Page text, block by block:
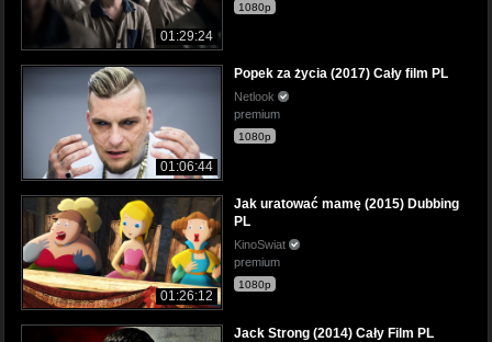
01:29:24
1080p
01:06:44
Popek za życia (2017) Cały film PL
Netlook
premium
1080p
01:26:12
Jak uratować mamę (2015) Dubbing
PL
KinoSwiat
premium
1080p
Jack Strong (2014) Cały Film PL